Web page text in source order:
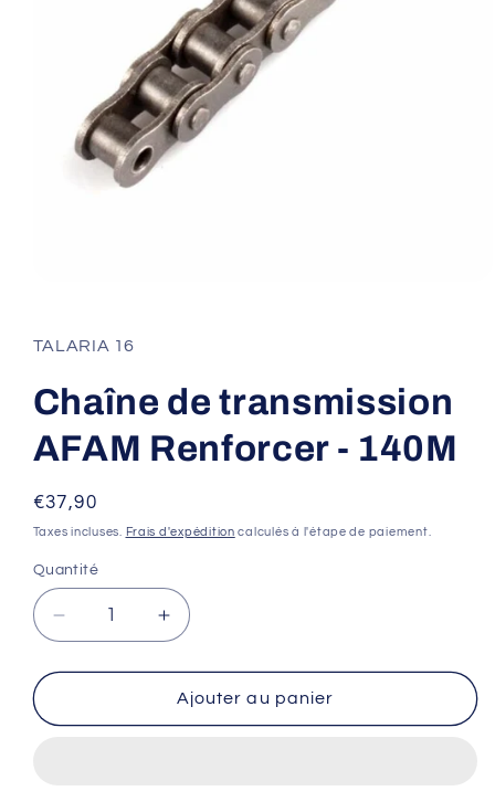
1
dans
fenêtre
modale
TALARIA 16
Chaîne de transmission
AFAM Renforcer - 140M
Prix
habituel
€37,90
Taxes incluses. Frais d'expédition calculés à l'étape de paiement.
Quantité
Réduire
la
quantité
Chaîne
Augmenter
la
quantité
de
Chaîne
Ajouter au panier